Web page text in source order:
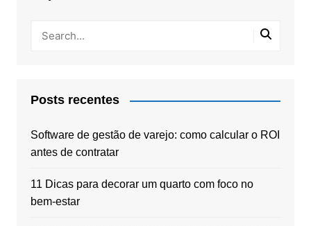
Posts recentes
Software de gestão de varejo: como calcular o ROI
antes de contratar
11 Dicas para decorar um quarto com foco no
bem-estar